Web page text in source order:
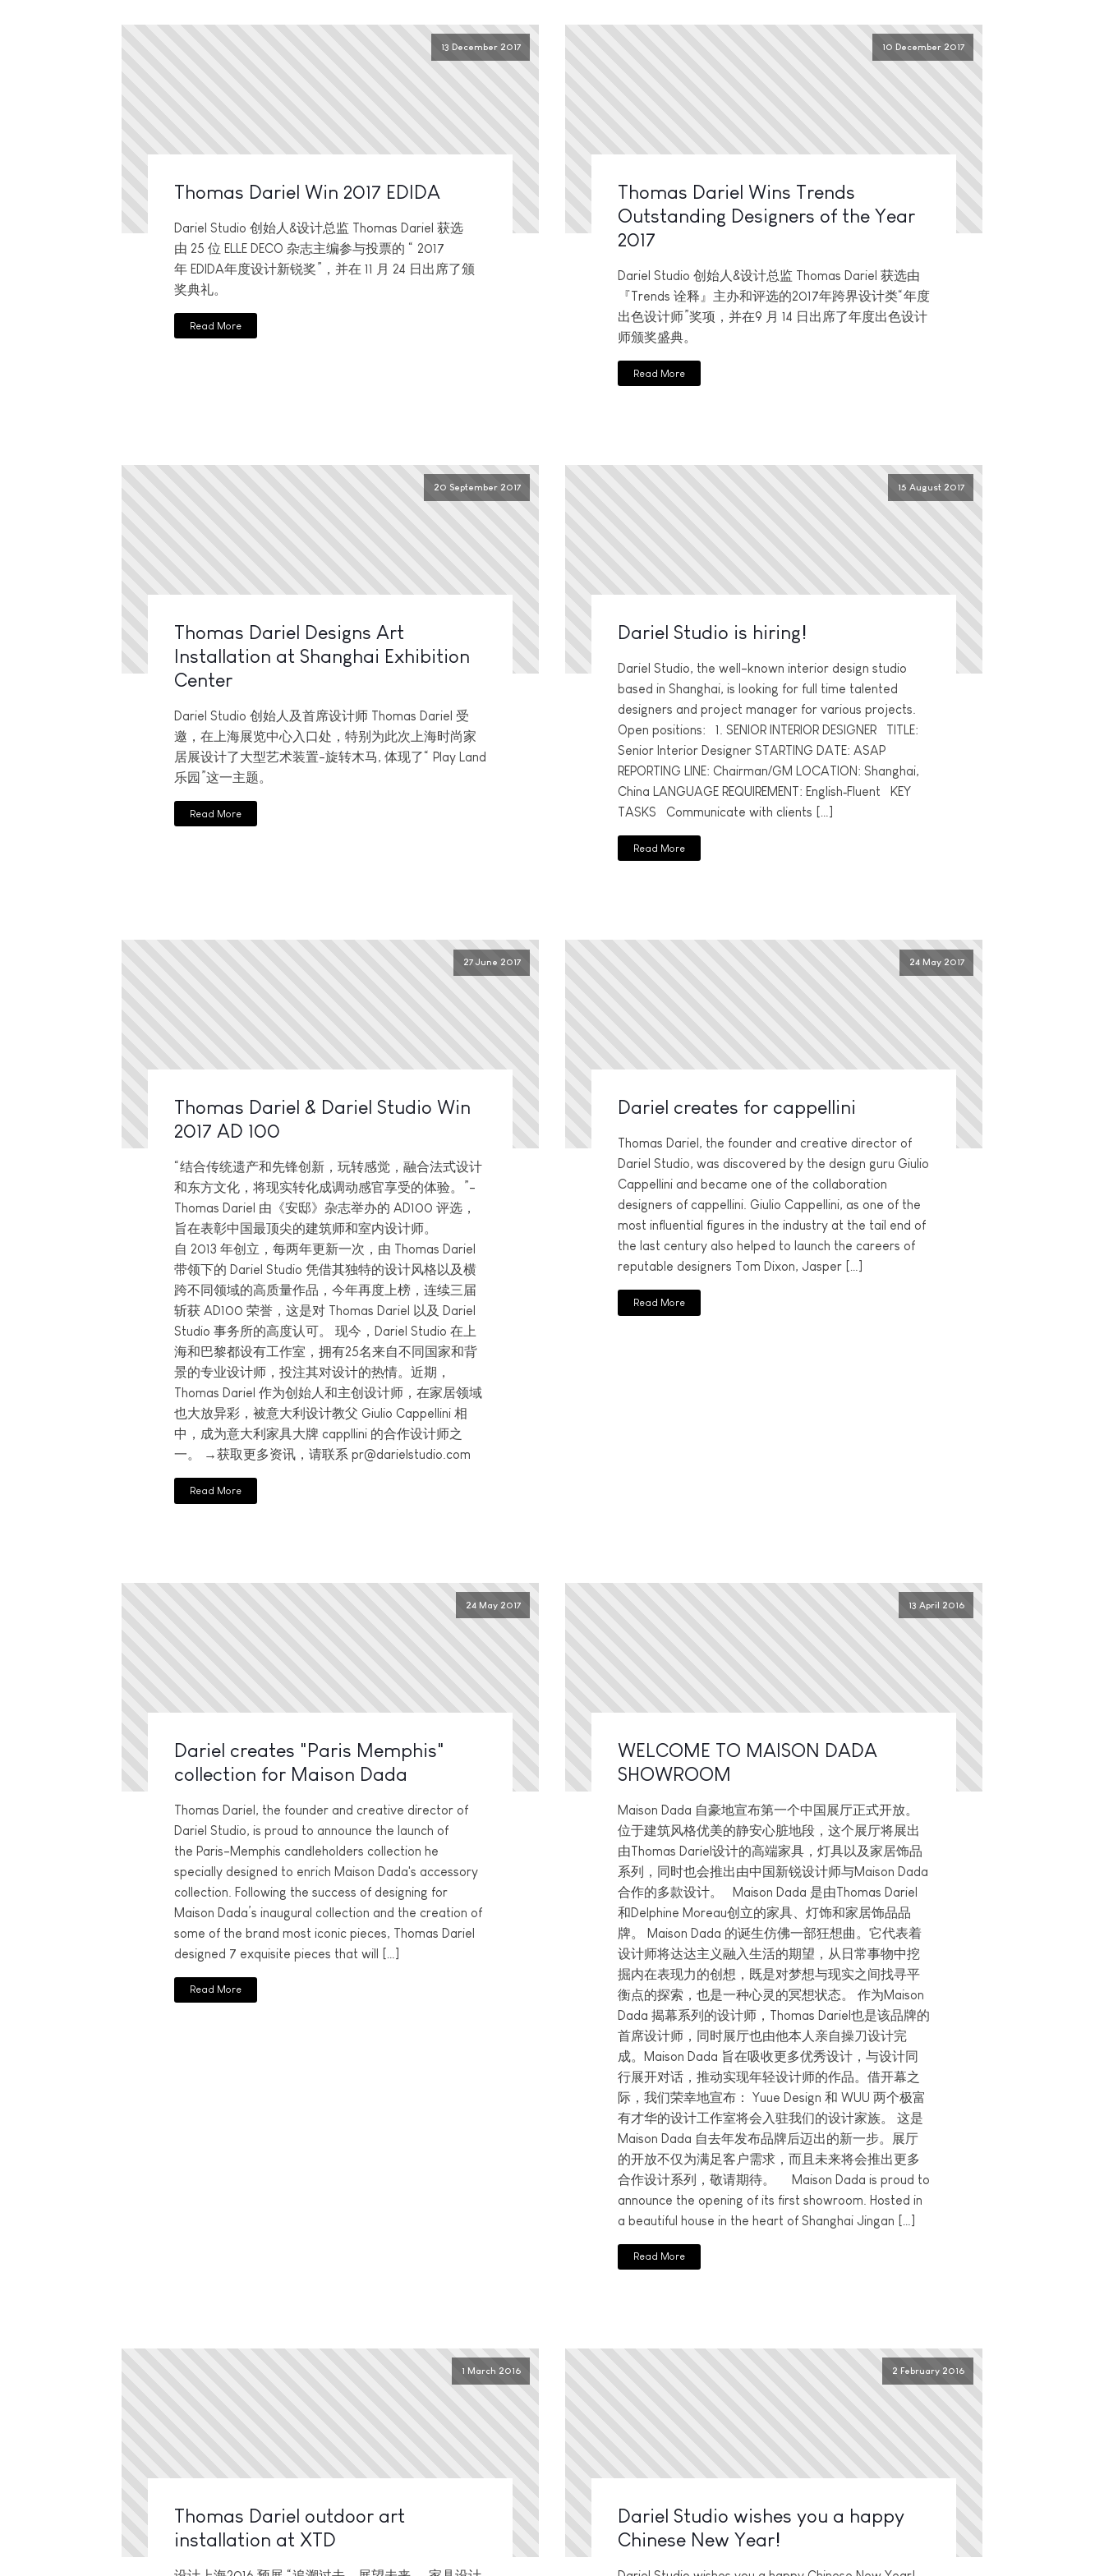
13 December 2017
Thomas Dariel Win 2017 EDIDA
Dariel Studio 创始人&设计总监 Thomas Dariel 获选
由 25 位 ELLE DECO 杂志主编参与投票的 “ 2017
年 EDIDA年度设计新锐奖”，并在 11 月 24 日出席了颁
奖典礼。
Read More
10 December 2017
Thomas Dariel Wins Trends
Outstanding Designers of the Year
2017
Dariel Studio 创始人&设计总监 Thomas Dariel 获选由
『Trends 诠释』主办和评选的2017年跨界设计类“年度
出色设计师”奖项，并在9 月 14 日出席了年度出色设计
师颁奖盛典。
Read More
20 September 2017
Thomas Dariel Designs Art
Installation at Shanghai Exhibition
Center
Dariel Studio 创始人及首席设计师 Thomas Dariel 受
邀，在上海展览中心入口处，特别为此次上海时尚家
居展设计了大型艺术装置-旋转木马, 体现了“ Play Land
乐园”这一主题。
Read More
15 August 2017
Dariel Studio is hiring!
Dariel Studio, the well-known interior design studio
based in Shanghai, is looking for full time talented
designers and project manager for various projects.
Open positions: 1. SENIOR INTERIOR DESIGNER TITLE:
Senior Interior Designer STARTING DATE: ASAP
REPORTING LINE: Chairman/GM LOCATION: Shanghai,
China LANGUAGE REQUIREMENT: English­‐Fluent KEY
TASKS Communicate with clients […]
Read More
27 June 2017
Thomas Dariel & Dariel Studio Win
2017 AD 100
“结合传统遗产和先锋创新，玩转感觉，融合法式设计
和东方文化，将现实转化成调动感官享受的体验。”-
Thomas Dariel 由《安邸》杂志举办的 AD100 评选，
旨在表彰中国最顶尖的建筑师和室内设计师。
自 2013 年创立，每两年更新一次，由 Thomas Dariel
带领下的 Dariel Studio 凭借其独特的设计风格以及横
跨不同领域的高质量作品，今年再度上榜，连续三届
斩获 AD100 荣誉，这是对 Thomas Dariel 以及 Dariel
Studio 事务所的高度认可。 现今，Dariel Studio 在上
海和巴黎都设有工作室，拥有25名来自不同国家和背
景的专业设计师，投注其对设计的热情。近期，
Thomas Dariel 作为创始人和主创设计师，在家居领域
也大放异彩，被意大利设计教父 Giulio Cappellini 相
中，成为意大利家具大牌 cappllini 的合作设计师之
一。 →获取更多资讯，请联系 pr@darielstudio.com
Read More
24 May 2017
Dariel creates for cappellini
Thomas Dariel, the founder and creative director of
Dariel Studio, was discovered by the design guru Giulio
Cappellini and became one of the collaboration
designers of cappellini. Giulio Cappellini, as one of the
most influential figures in the industry at the tail end of
the last century also helped to launch the careers of
reputable designers Tom Dixon, Jasper […]
Read More
24 May 2017
Dariel creates "Paris Memphis"
collection for Maison Dada
Thomas Dariel, the founder and creative director of
Dariel Studio, is proud to announce the launch of
the Paris-Memphis candleholders collection he
specially designed to enrich Maison Dada's accessory
collection. Following the success of designing for
Maison Dada’s inaugural collection and the creation of
some of the brand most iconic pieces, Thomas Dariel
designed 7 exquisite pieces that will […]
Read More
13 April 2016
WELCOME TO MAISON DADA
SHOWROOM
Maison Dada 自豪地宣布第一个中国展厅正式开放。
位于建筑风格优美的静安心脏地段，这个展厅将展出
由Thomas Dariel设计的高端家具，灯具以及家居饰品
系列，同时也会推出由中国新锐设计师与Maison Dada
合作的多款设计。 Maison Dada 是由Thomas Dariel
和Delphine Moreau创立的家具、灯饰和家居饰品品
牌。 Maison Dada 的诞生仿佛一部狂想曲。它代表着
设计师将达达主义融入生活的期望，从日常事物中挖
掘内在表现力的创想，既是对梦想与现实之间找寻平
衡点的探索，也是一种心灵的冥想状态。 作为Maison
Dada 揭幕系列的设计师，Thomas Dariel也是该品牌的
首席设计师，同时展厅也由他本人亲自操刀设计完
成。Maison Dada 旨在吸收更多优秀设计，与设计同
行展开对话，推动实现年轻设计师的作品。借开幕之
际，我们荣幸地宣布： Yuue Design 和 WUU 两个极富
有才华的设计工作室将会入驻我们的设计家族。 这是
Maison Dada 自去年发布品牌后迈出的新一步。展厅
的开放不仅为满足客户需求，而且未来将会推出更多
合作设计系列，敬请期待。 Maison Dada is proud to
announce the opening of its first showroom. Hosted in
a beautiful house in the heart of Shanghai Jingan […]
Read More
1 March 2016
Thomas Dariel outdoor art
installation at XTD
2 February 2016
Dariel Studio wishes you a happy
Chinese New Year!